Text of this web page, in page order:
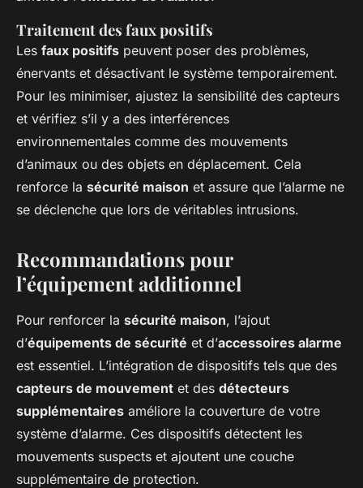
Traitement des faux positifs
Les faux positifs peuvent poser des problèmes,
énervants et désactivant le système temporairement.
Pour les minimiser, ajustez la sensibilité des capteurs
et vérifiez s’il y a des interférences
environnementales comme des mouvements
d’animaux ou des objets en déplacement. Cela
renforce la sécurité maison et assure que l’alarme ne
se déclenche que lors de véritables intrusions.
Recommandations pour
l’équipement additionnel
Pour renforcer la sécurité maison, l’ajout
d’équipements de sécurité et d’accessoires alarme
est essentiel. L’intégration de dispositifs tels que des
capteurs de mouvement et des détecteurs
supplémentaires améliore la couverture de votre
système d’alarme. Ces dispositifs détectent les
mouvements suspects et ajoutent une couche
supplémentaire de protection.